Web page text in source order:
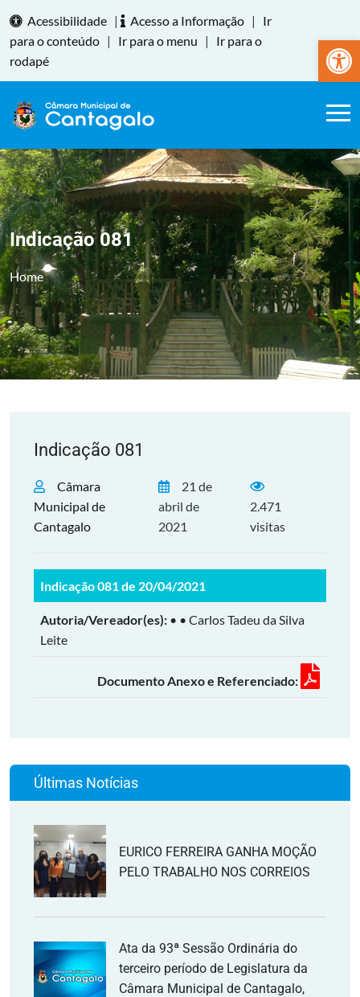
Abrir
Acessibilidade | Acesso a Informação |
Ir
para o conteúdo | Ir para o menu |
Ir para o
rodapé
Indicação 081
Home
Indicação 081
Câmara
Municipal de
Cantagalo
21 de
abril de
2021
2.471
visitas
Indicação 081 de 20/04/2021
Autoria/Vereador(es): • • Carlos Tadeu da Silva
Leite
Documento Anexo e Referenciado:
Últimas Notícias
EURICO FERREIRA GANHA MOÇÃO
PELO TRABALHO NOS CORREIOS
Ata da 93ª Sessão Ordinária do
terceiro período de Legislatura da
Câmara Municipal de Cantagalo,